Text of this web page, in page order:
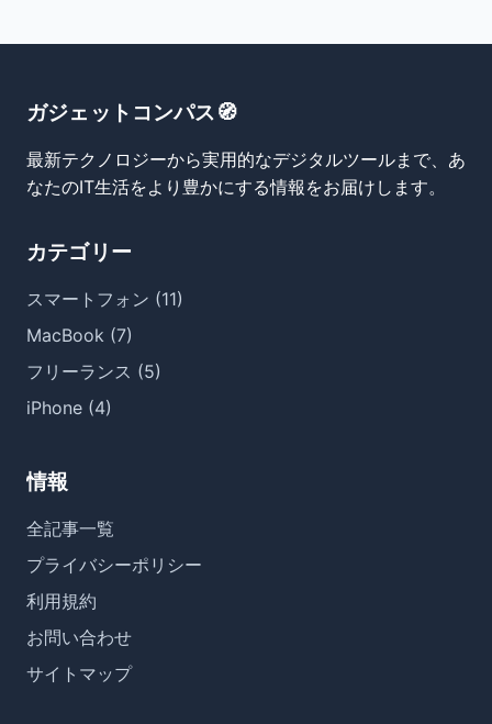
ガジェットコンパス🧭
最新テクノロジーから実用的なデジタルツールまで、あ
なたのIT生活をより豊かにする情報をお届けします。
カテゴリー
スマートフォン (11)
MacBook (7)
フリーランス (5)
iPhone (4)
情報
全記事一覧
プライバシーポリシー
利用規約
お問い合わせ
サイトマップ